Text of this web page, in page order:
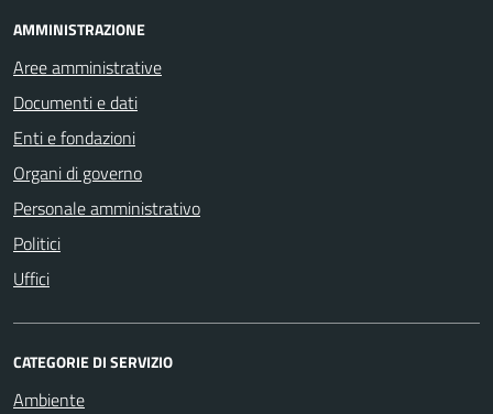
AMMINISTRAZIONE
Aree amministrative
Documenti e dati
Enti e fondazioni
Organi di governo
Personale amministrativo
Politici
Uffici
CATEGORIE DI SERVIZIO
Ambiente